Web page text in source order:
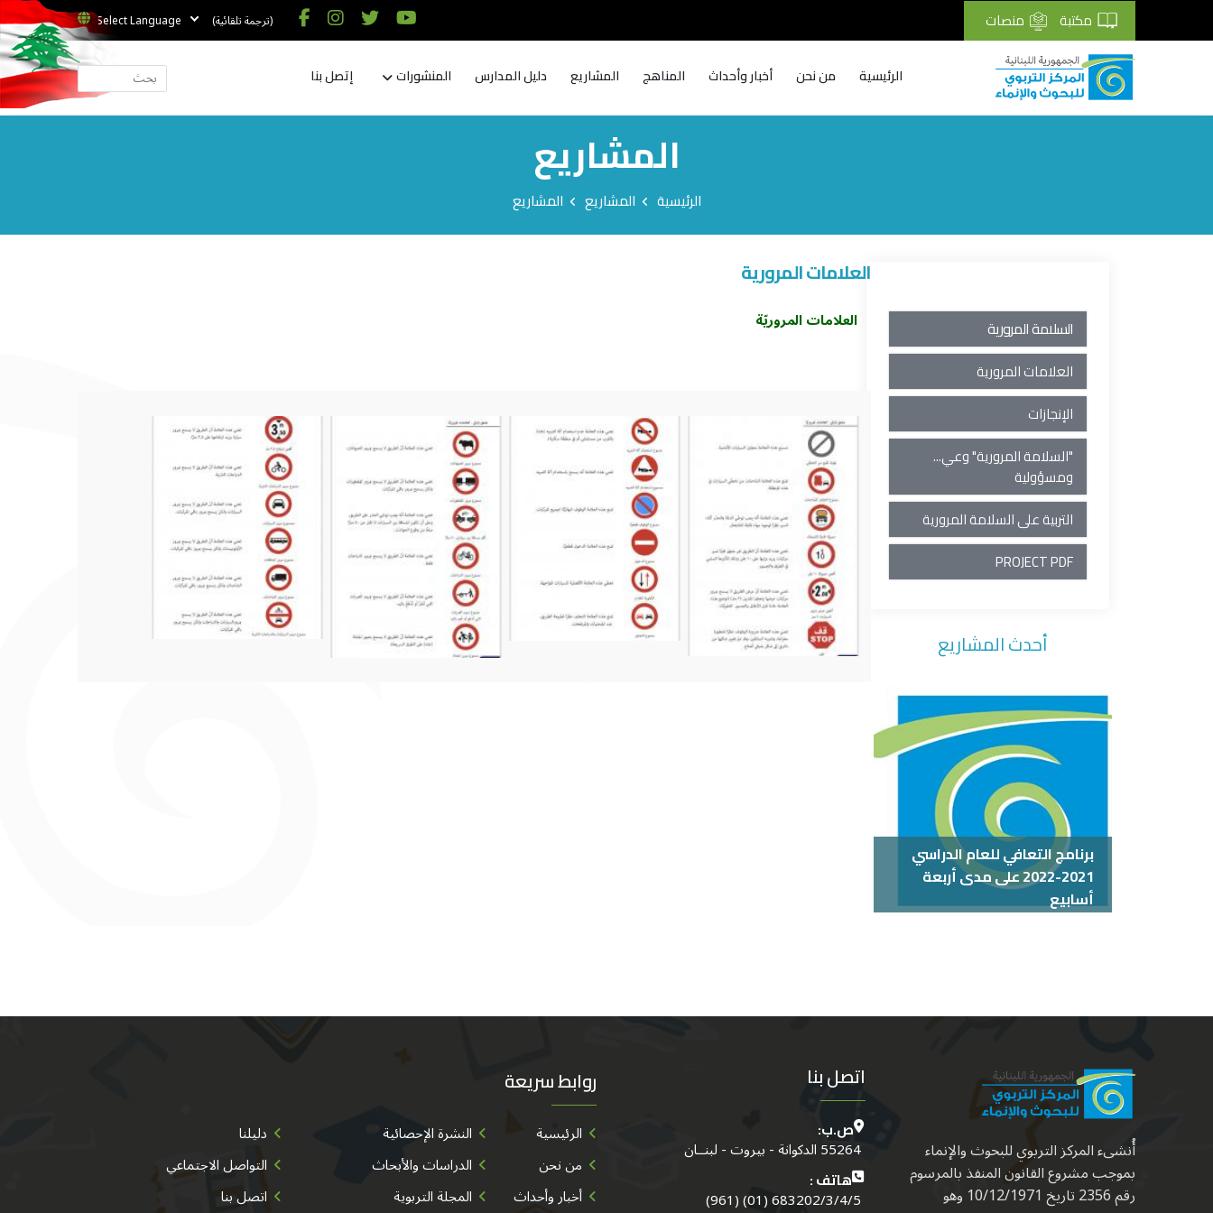
مكتبة منصات (ترجمة تلقائية)
الرئيسية من نحن أخبار وأحداث المناهج المشاريع دليل المدارس المنشورات إتصل بنا
المشاريع
الرئيسية المشاريع المشاريع
السلامة المرورية
العلامات المرورية
الإنجازات
"السلامة المرورية" وعي...
ومسؤولية
التربية على السلامة المرورية
PROJECT PDF
أحدث المشاريع
برنامج التعافي للعام الدراسي
2021-2022 على مدى أربعة
أسابيع
العلامات المرورية
العلاماتالمروريّة
أُنشىء المركز التربوي للبحوث والإنماء
بموجب مشروع القانون المنفذ بالمرسوم
رقم 2356 تاريخ 10/12/1971 وهو
اتصل بنا
ص.ب:
55264 الدكوانة - بيروت - لبنــان
هاتف :
683202/3/4/5 (01) (961)
روابط سريعة
الرئيسية
من نحن
أخبار وأحداث
النشرة الإحصائية
الدراسات والأبحاث
المجلة التربوية
دليلنا
التواصل الاجتماعي
اتصل بنا